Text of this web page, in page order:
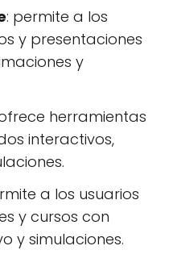
: permite a los
y presentaciones
y
herramientas
interactivos,
a los usuarios
y cursos con
y simulaciones.